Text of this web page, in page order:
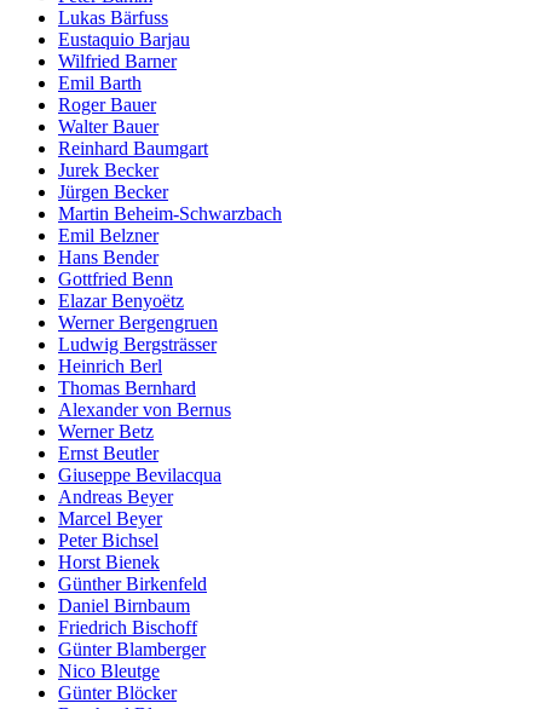
Lukas Bärfuss
Eustaquio Barjau
Wilfried Barner
Emil Barth
Roger Bauer
Walter Bauer
Reinhard Baumgart
Jurek Becker
Jürgen Becker
Martin Beheim-Schwarzbach
Emil Belzner
Hans Bender
Gottfried Benn
Elazar Benyoëtz
Werner Bergengruen
Ludwig Bergsträsser
Heinrich Berl
Thomas Bernhard
Alexander von Bernus
Werner Betz
Ernst Beutler
Giuseppe Bevilacqua
Andreas Beyer
Marcel Beyer
Peter Bichsel
Horst Bienek
Günther Birkenfeld
Daniel Birnbaum
Friedrich Bischoff
Günter Blamberger
Nico Bleutge
Günter Blöcker